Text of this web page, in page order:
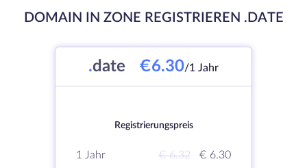
DOMAIN IN ZONE REGISTRIEREN .DATE
.date €6.30/1 Jahr
Registrierungspreis
1 Jahr € 6.32
€ 6.30